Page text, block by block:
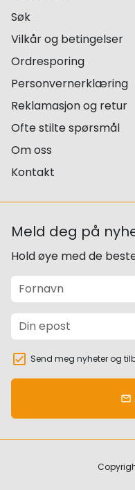
Søk
Vilkår og betingelser
Ordresporing
Personvernerklæring
Reklamasjon og retur
Ofte stilte spørsmål
Om oss
Kontakt
Meld deg på
Hold øye med de
Send meg nyheter og
email